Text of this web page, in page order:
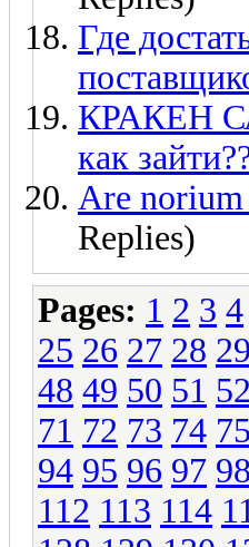
Где
КРАКЕН
как
Are
Replies)
Pages: 1 2 3 4
25 26 27 28 29
48 49 50 51 52
71 72 73 74 75
94 95 96 97 98
112 113 114